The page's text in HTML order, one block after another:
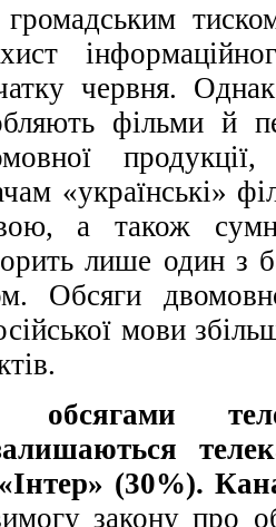
червня.
фільми й
«українські»
а також
лише один з
Обсяги
мови
(30%).
закону про